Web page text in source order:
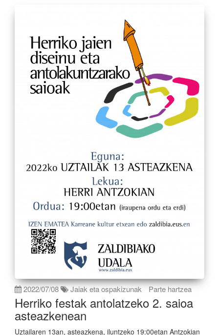
2022/07/08 Jaiak eta ospakizunak Parte hartzea
Herriko festak antolatzeko 2. saioa
asteazkenean
Uztailaren 13an, asteazkena, iluntzeko 19:00etan Antzokian